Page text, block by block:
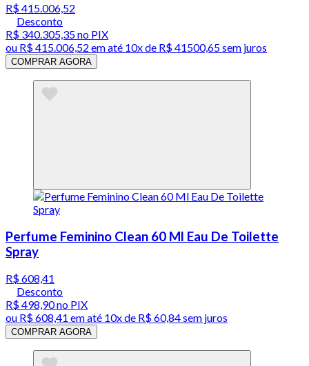
R$ 415.006,52
Desconto
R$ 340.305,35no PIX
ou R$ 415.006,52 em até 10x de R$ 41500,65 sem juros
COMPRAR AGORA
Perfume Feminino Clean 60 Ml Eau De Toilette
Spray
R$ 608,41
Desconto
R$ 498,90no PIX
ou R$ 608,41 em até 10x de R$ 60,84 sem juros
COMPRAR AGORA